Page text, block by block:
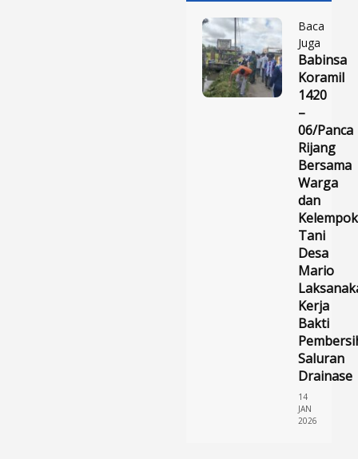
Baca
Juga
Babinsa
Koramil
1420
–
06/Panca
Rijang
Bersama
Warga
dan
Kelempok
Tani
Desa
Mario
Kerja
Bakti
Saluran
Drainase
14
JAN
2026